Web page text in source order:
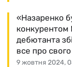
9 жовтня 2024,
«Назаренко
конкурентом
дебютанта
все про свого